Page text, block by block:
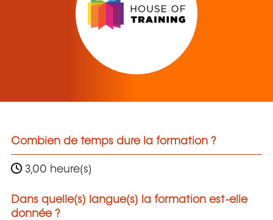
Combien de temps dure la formation ?
3,00 heure(s)
Dans quelle(s) langue(s) la formation est-elle
donnée ?